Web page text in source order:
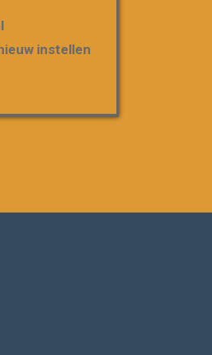
instellen